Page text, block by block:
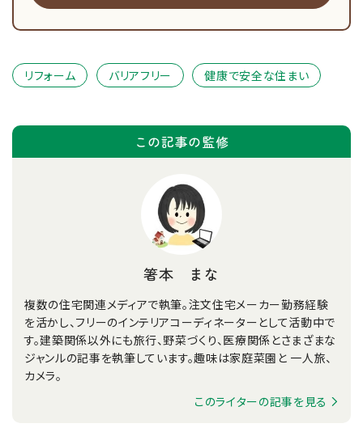
リフォーム バリアフリー 健康で安全な住まい
この記事の監修
箸本 まな
複数の住宅関連メディアで執筆。注文住宅メーカー勤務経験
を活かし、フリーのインテリアコーディネーターとして活動中で
す。建築関係以外にも旅行、野菜づくり、医療関係とさまざまな
ジャンルの記事を執筆しています。趣味は家庭菜園と 一人旅、
カメラ。
このライターの記事を見る